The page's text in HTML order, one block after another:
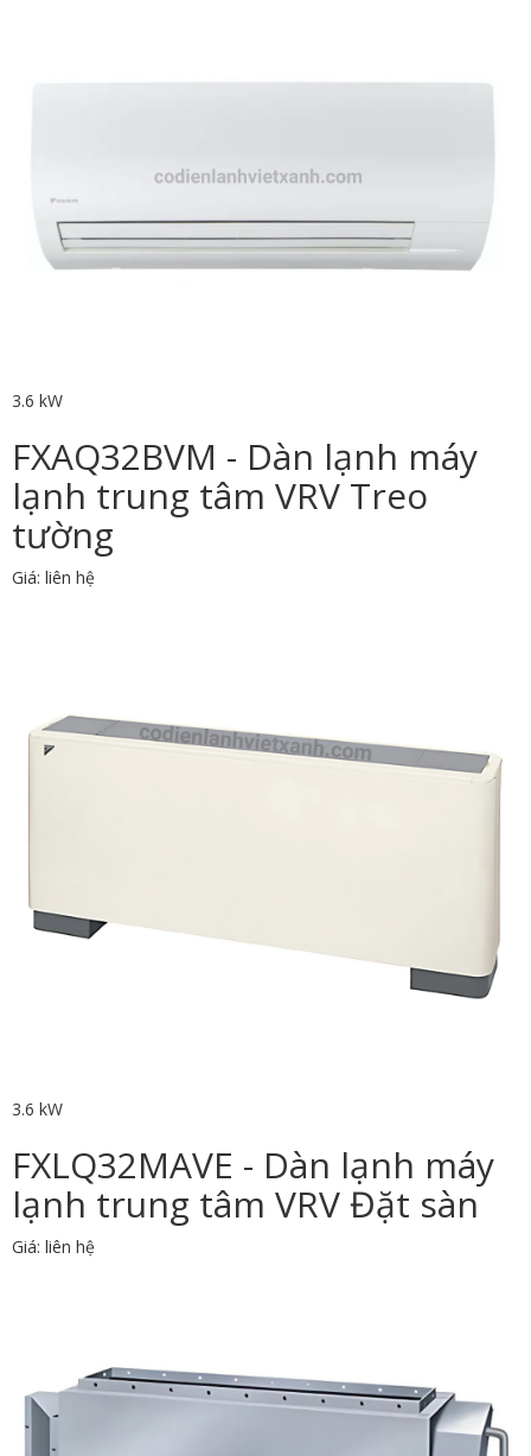
3.6 kW
FXAQ32BVM - Dàn lạnh máy
lạnh trung tâm VRV Treo
tường
Giá: liên hệ
3.6 kW
FXLQ32MAVE - Dàn lạnh máy
lạnh trung tâm VRV Đặt sàn
Giá: liên hệ